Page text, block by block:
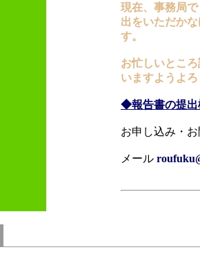
現在、事務局
出をいただか
す。
お忙しいとこ
いますようよろ
◆報告書の提出
お申し込み・お
メール